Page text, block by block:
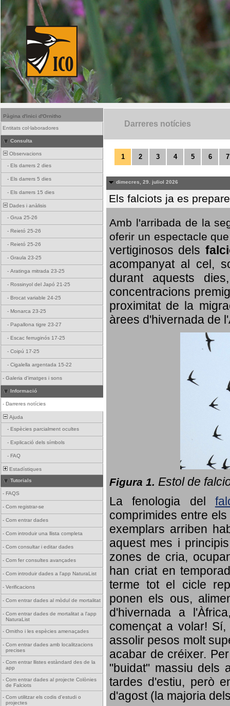
Pàgina d'inici d'Ornitho
Entitats col·laboradores
Consulta
Observacions
- Els darrers 2 dies
- Els darrers 5 dies
- Els darrers 15 dies
Dades i anàlisis
- Grua 25-26
- Reietó 25-26
- Reietó 25-26
- Graula 23-25
- Aratinga mitrada 23-25
- Rossinyol del Japó 21-25
- Brocat variable 24-25
- Monarca 23-25
- Papallona tigre 23-27
- Escac ferruginós 17-25
- Coipú 17-25
- Cigalella argentada 15-22
- Galeria d'imatges i sons
Informació
- Darreres notícies
Ajuda
- Espècies parcialment ocultes
- Explicació dels símbols
- FAQ
Estadístiques
Tutorials
- FAQS
- Com registrar-se
- Com entrar dades
- Com introduir una llista completa
- Com consultar i editar dades
- Com fer consultes avançades
- Com introduir dades a l'app NaturaList
- Verificacions
- Com entrar dades al mòdul de mortalitat
- Com entrar dades de mortalitat a l'app
NaturaList
- Ornitho i les espècies amenaçades
- Com entrar dades amb localitzacions
precises
- Com entrar llistes estàndard des de la
app
- Com entrar dades al projecte Colònies
de Falciots
- Com utilitzar els codis d'estudi o
projectes
Darreres notícies
1 2 3 4 5 6 7
dimecres, 29. juliol 2026
Els falciots ja es
Amb l'arribada de la
oferir un espectacle
vertiginosos dels
acompanyat al cel,
durant aquests
concentracions
proximitat de la
àrees d'hivernada de
Figura 1. Estol de
La fenologia del
comprimides entre
exemplars arriben
aquest mes i
zones de cria,
han criat en
terme tot el cicle
ponen els ous,
d'hivernada a
començat a volar!
assolir pesos molt
acabar de créixer.
"buidat" massiu dels
tardes d'estiu, però
d'agost (la majoria